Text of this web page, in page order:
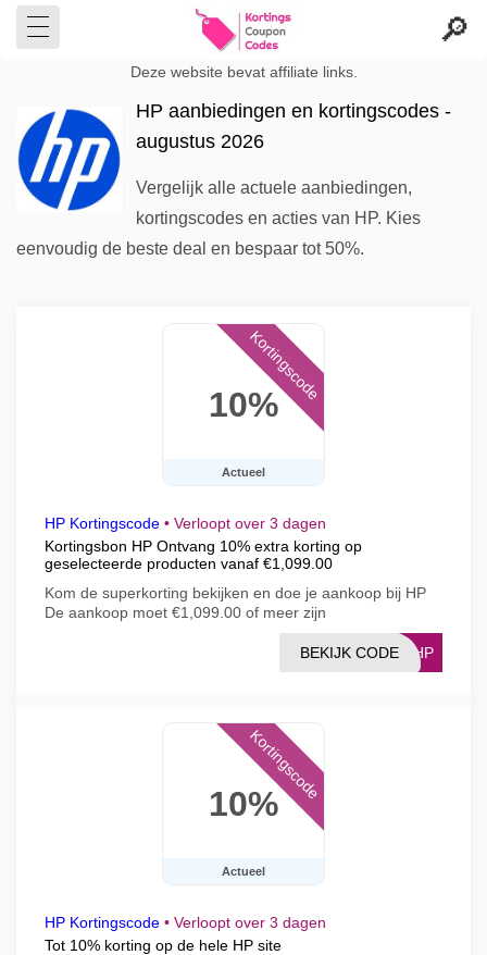
Deze website bevat affiliate links.
HP aanbiedingen en kortingscodes -
augustus 2026
Vergelijk alle actuele aanbiedingen,
kortingscodes en acties van HP. Kies
eenvoudig de beste deal en bespaar tot 50%.
10%
Actueel
Kortingscode
HP Kortingscode • Verloopt over 3 dagen
Kortingsbon HP Ontvang 10% extra korting op
geselecteerde producten vanaf €1,099.00
Kom de superkorting bekijken en doe je aankoop bij HP
De aankoop moet €1,099.00 of meer zijn
10HP
BEKIJK CODE
10%
Actueel
Kortingscode
HP Kortingscode • Verloopt over 3 dagen
Tot 10% korting op de hele HP site